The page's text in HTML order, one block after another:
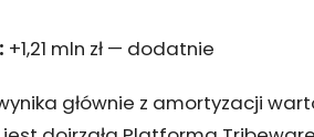
+1,21 mln zł — dodatnie
głównie z amortyzacji